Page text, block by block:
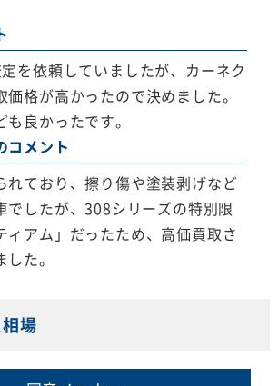
を依頼していましたが、カーネク
価格が高かったので決めました。
良かったです。
コメント
れており、擦り傷や塗装剥げなど
でしたが、308シリーズの特別限
ィアム」だったため、高価買取さ
た。
場